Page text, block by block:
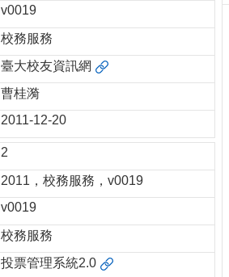
v0019
校務服務
臺大校友資訊網
曹桂漪
2011-12-20
2
2011，校務服務，v0019
v0019
校務服務
投票管理系統2.0